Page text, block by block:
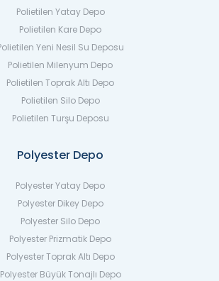
Polietilen Yatay Depo
Polietilen Kare Depo
Yeni Nesil Su Deposu
Polietilen Milenyum Depo
Polietilen Toprak Altı Depo
Polietilen Silo Depo
Polietilen Turşu Deposu
Polyester Depo
Polyester Yatay Depo
Polyester Dikey Depo
Polyester Silo Depo
Polyester Prizmatik Depo
Polyester Toprak Altı Depo
Polyester Büyük Tonajlı Depo